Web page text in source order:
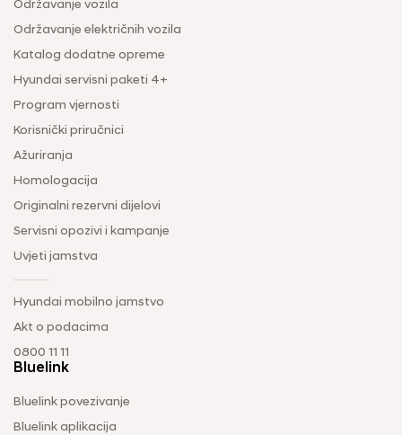
Održavanje vozila
Održavanje električnih vozila
Katalog dodatne opreme
Hyundai servisni paketi 4+
Program vjernosti
Korisnički priručnici
Ažuriranja
Homologacija
Originalni rezervni dijelovi
Servisni opozivi i kampanje
Uvjeti jamstva
Hyundai mobilno jamstvo
Akt o podacima
0800 11 11
Bluelink
Bluelink povezivanje
Bluelink aplikacija